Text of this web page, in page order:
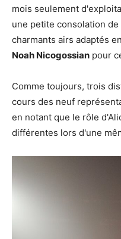
mois seulement
une petite consolation
charmants airs adaptés
Noah Nicogossian pour
Comme toujours, trois
cours des neuf
en notant que le rôle
différentes lors d'une